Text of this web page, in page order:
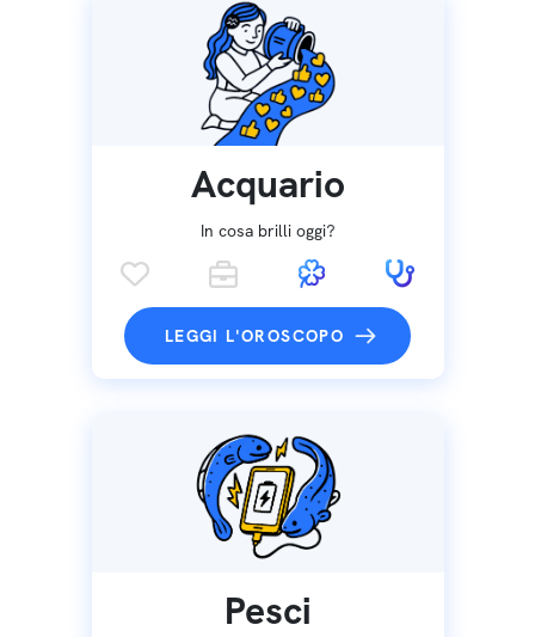
Acquario
In cosa brilli oggi?
LEGGI L'OROSCOPO
Pesci